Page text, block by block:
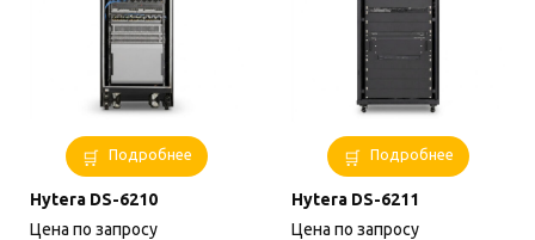
Подробнее
Hytera DS-6210
Цена по запросу
Подробнее
Hytera DS-6211
Цена по запросу